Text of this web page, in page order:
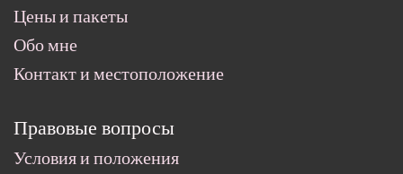
Цены и пакеты
Обо мне
Контакт и местоположение
Правовые вопросы
Условия и положения